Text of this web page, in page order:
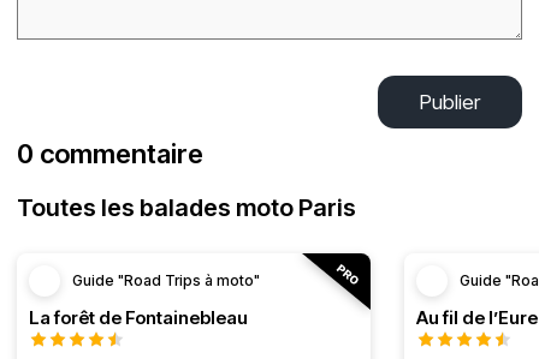
Publier
0 commentaire
Toutes les balades moto Paris
Guide "Road Trips à moto"
La forêt de Fontainebleau
Guide
Au fil de l’Eure